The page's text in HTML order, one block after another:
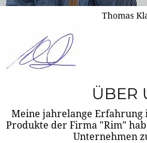
Thomas
ÜBER
Meine jahrelange Erfahrung
Produkte der Firma "Rim"
Unternehmen